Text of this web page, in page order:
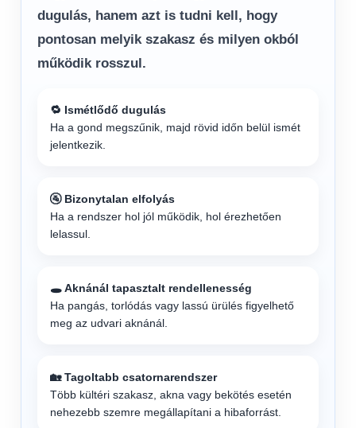
dugulás, hanem azt is tudni kell, hogy
pontosan melyik szakasz és milyen okból
működik rosszul.
🔁 Ismétlődő dugulás
Ha a gond megszűnik, majd rövid időn belül ismét
jelentkezik.
🚰 Bizonytalan elfolyás
Ha a rendszer hol jól működik, hol érezhetően
lelassul.
🕳️ Aknánál tapasztalt rendellenesség
Ha pangás, torlódás vagy lassú ürülés figyelhető
meg az udvari aknánál.
🏡 Tagoltabb csatornarendszer
Több kültéri szakasz, akna vagy bekötés esetén
nehezebb szemre megállapítani a hibaforrást.